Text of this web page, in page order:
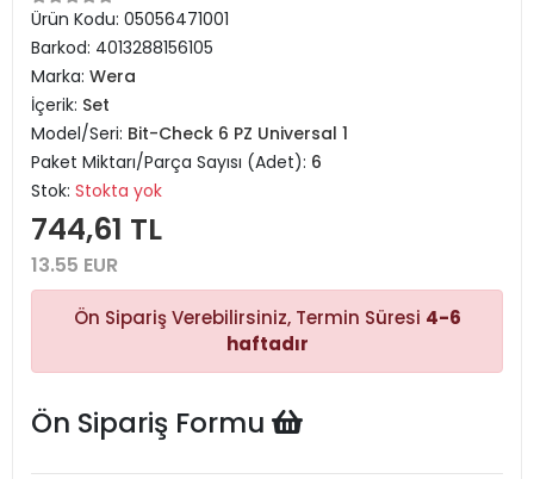
Ürün Kodu: 05056471001
Barkod: 4013288156105
Marka: Wera
İçerik: Set
Model/Seri: Bit-Check 6 PZ Universal 1
Paket Miktarı/Parça Sayısı (Adet): 6
Stok: Stokta yok
744,61 TL
13.55 EUR
Ön Sipariş Verebilirsiniz, Termin Süresi 4-6
haftadır
Ön Sipariş Formu